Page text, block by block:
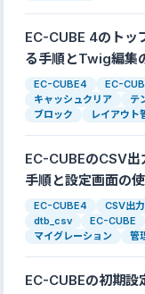
EC-CUBE 4のトッ
る手順とTwig編集
EC-CUBE4 EC-
キャッシュクリア
テ
ブロック
レイアウト
EC-CUBEのCSV出
手順と設定画面の
EC-CUBE4 CSV出力
dtb_csv
EC-CUBE
マイグレーション
管
EC-CUBEの初期設